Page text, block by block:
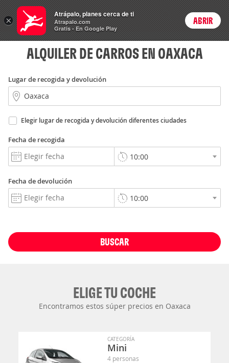
Rent
a Car Login
ALQUILER DE CARROS EN OAXACA
Lugar de recogida y devolución
Elegir lugar de recogida y devolución diferentes ciudades
Fecha de recogida
Fecha de devolución
BUSCAR
ELIGE TU COCHE
Encontramos estos súper precios en Oaxaca
CATEGORÍA
Mini
4 personas
×
Atrápalo, planes cerca de ti
Atrapalo.com
Gratis - En Google Play
ABRIR